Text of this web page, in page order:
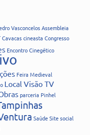
VasconcelosAssembleia
Cavacascineasta Congresso
Encontro Cinegético
Feira Medieval
Local Visão TV
parceria Pinhel
SaúdeSitesocial